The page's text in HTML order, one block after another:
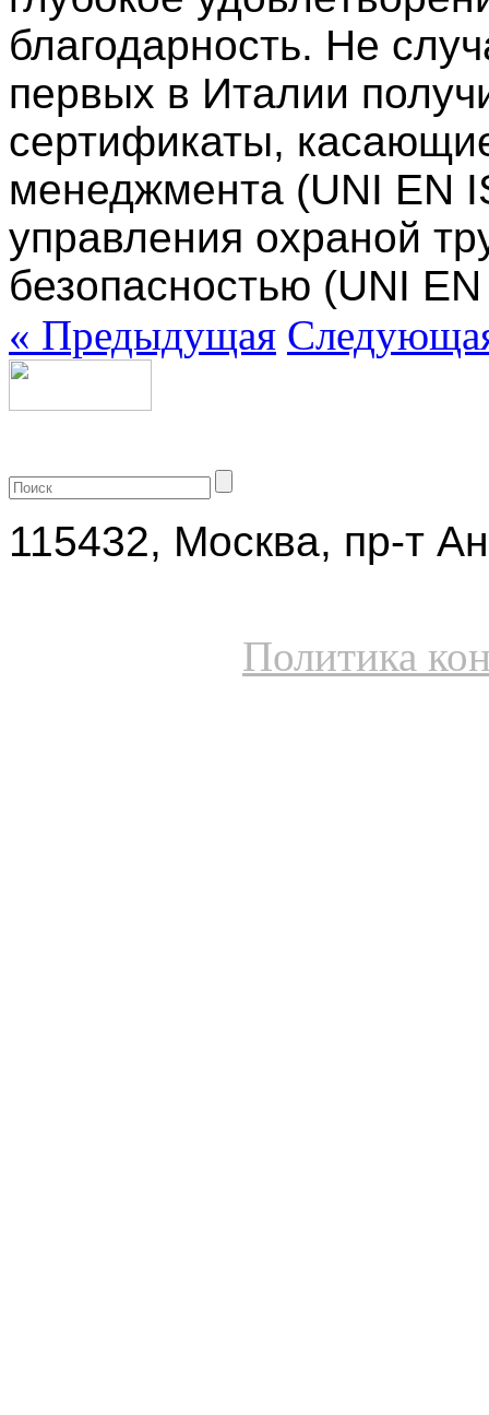
благодарность. Не
первых в Италии
сертификаты,
менеджмента (UNI EN
управления охраной
безопасностью (UNI
« Предыдущая
115432, Москва, пр-т
Политика